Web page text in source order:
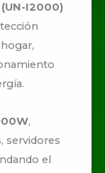
I2000)
,
servidores
el